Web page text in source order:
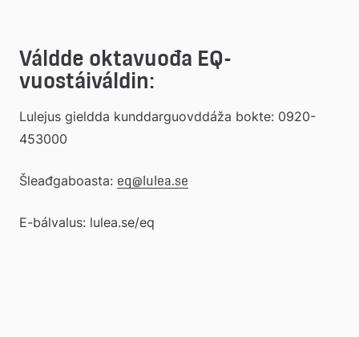
Váldde oktavuođa EQ-
vuostáiváldin:
Lulejus gieldda kunddarguovddáža bokte: 0920-
453000
Šleađgaboasta: eq@lulea.se
E-bálvalus: lulea.se/eq